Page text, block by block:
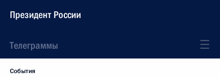
Президент России
Телеграммы
События